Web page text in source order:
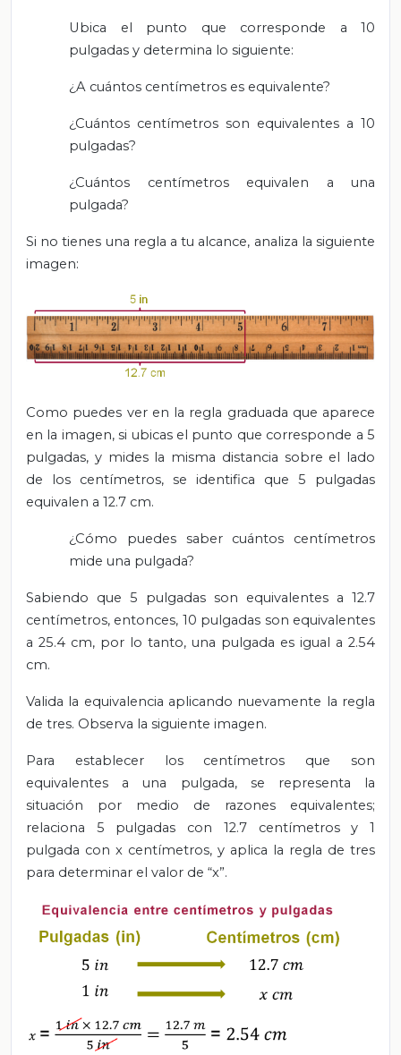
Ubica el punto que corresponde a 10
pulgadas y determina lo siguiente:
¿A cuántos centímetros es equivalente?
¿Cuántos centímetros son equivalentes a 10
pulgadas?
¿Cuántos centímetros equivalen a una
pulgada?
Si no tienes una regla a tu alcance, analiza la siguiente
imagen:
Como puedes ver en la regla graduada que aparece
en la imagen, si ubicas el punto que corresponde a 5
pulgadas, y mides la misma distancia sobre el lado
de los centímetros, se identifica que 5 pulgadas
equivalen a 12.7 cm.
¿Cómo puedes saber cuántos centímetros
mide una pulgada?
Sabiendo que 5 pulgadas son equivalentes a 12.7
centímetros, entonces, 10 pulgadas son equivalentes
a 25.4 cm, por lo tanto, una pulgada es igual a 2.54
cm.
Valida la equivalencia aplicando nuevamente la regla
de tres. Observa la siguiente imagen.
Para establecer los centímetros que son
equivalentes a una pulgada, se representa la
situación por medio de razones equivalentes;
relaciona 5 pulgadas con 12.7 centímetros y 1
pulgada con x centímetros, y aplica la regla de tres
para determinar el valor de “x”.